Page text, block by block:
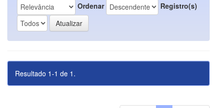
Ordenar
Registro(s)
Resultado 1-1 de 1.